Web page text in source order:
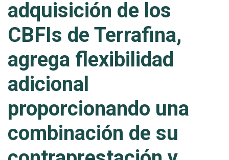
adquisición de los
CBFIs de Terrafina,
agrega flexibilidad
adicional
proporcionando una
combinación de su